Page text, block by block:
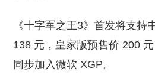
《十字军之王3》首发将支持
138 元，皇家版预售价 200
同步加入微软 XGP。